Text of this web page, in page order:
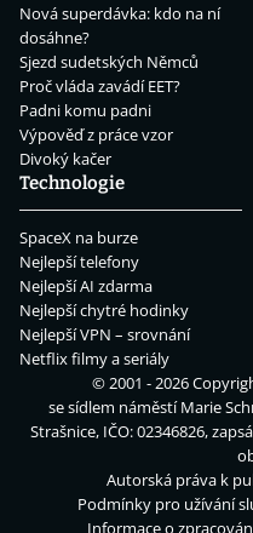
Nová superdávka: kdo na ní
dosáhne?
Sjezd sudetských Němců
Proč vláda zavádí EET?
Padni komu padni
Výpověď z práce vzor
Divoký kačer
Technologie
SpaceX na burze
Nejlepší telefony
Nejlepší AI zdarma
Nejlepší chytré hodinky
Nejlepší VPN – srovnání
Netflix filmy a seriály
© 2001 - 2026
se sídlem náměstí Marie
Strašnice, IČO: 02346826,
Autorská práva k
Podmínky pro užívání
Informace o